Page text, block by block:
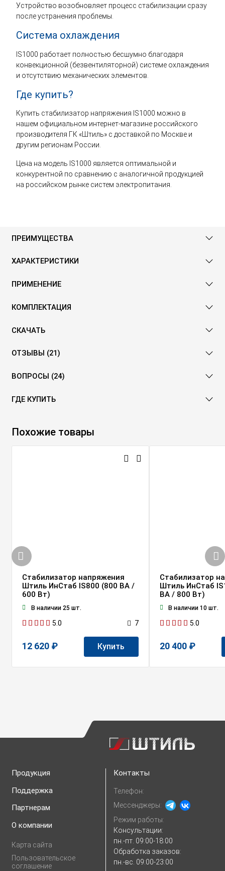
Устройство возобновляет процесс стабилизации сразу
после устранения проблемы.
Система охлаждения
IS1000 работает полностью бесшумно благодаря
конвекционной (безвентиляторной) системе охлаждения
и отсутствию механических элементов.
Где купить?
Купить стабилизатор напряжения IS1000 можно в
нашем официальном интернет-магазине российского
производителя ГК «Штиль» с доставкой по Москве и
другим регионам России.
Цена на модель IS1000 является оптимальной и
конкурентной по сравнению с аналогичной продукцией
на российском рынке систем электропитания.
ПРЕИМУЩЕСТВА
ХАРАКТЕРИСТИКИ
ПРИМЕНЕНИЕ
КОМПЛЕКТАЦИЯ
СКАЧАТЬ
ОТЗЫВЫ (21)
ВОПРОСЫ (24)
ГДЕ КУПИТЬ
Похожие товары
Стабилизатор напряжения
Штиль ИнСтаб IS800 (800 ВА /
600 Вт)
В наличии 25 шт.
5.0 7
12 620 ₽ Купить
Стабилизатор
Штиль ИнСтаб
ВА / 800 Вт)
В наличии 10 шт.
5.0
20 400 ₽
Продукция
Поддержка
Партнерам
О компании
Карта сайта
Пользовательское
соглашение
Контакты
Телефон:
Мессенджеры:
Режим работы:
Консультации:
пн.-пт. 09:00-18:00
Обработка заказов:
пн.-вс. 09:00-23:00